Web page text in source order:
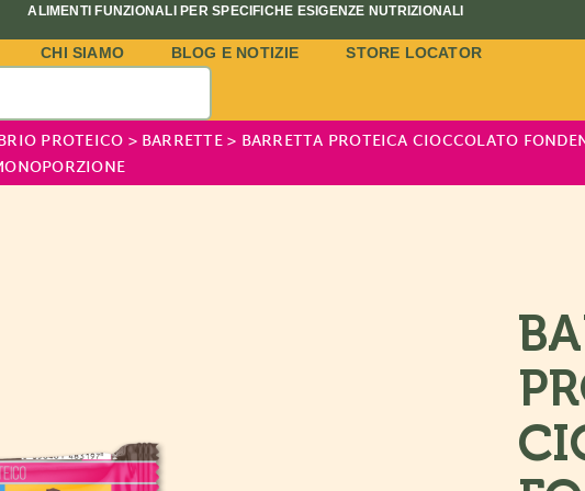
ALIMENTI FUNZIONALI PER SPECIFICHE ESIGENZE NUTRIZIONALI
CHI SIAMO BLOG E NOTIZIE
STORE LOCATOR
PROTEICO > BARRETTE> BARRETTA PROTEICA CIOCCOLATO